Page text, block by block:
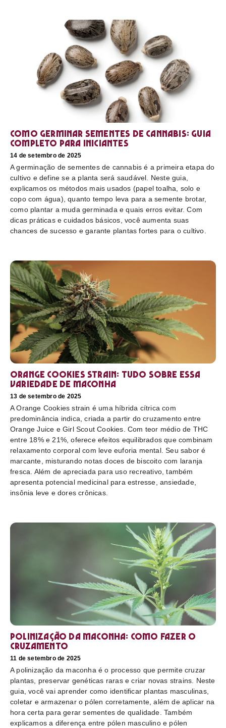
Como germinar sementes de cannabis: guia
completo para iniciantes
14 de setembro de 2025
A germinação de sementes de cannabis é a primeira etapa do
cultivo e define se a planta será saudável. Neste guia,
explicamos os métodos mais usados (papel toalha, solo e
copo com água), quanto tempo leva para a semente brotar,
como plantar a muda germinada e quais erros evitar. Com
dicas práticas e cuidados básicos, você aumenta suas
chances de sucesso e garante plantas fortes para o cultivo.
Orange Cookies strain: tudo sobre essa
variedade de maconha
13 de setembro de 2025
A Orange Cookies strain é uma híbrida cítrica com
predominância indica, criada a partir do cruzamento entre
Orange Juice e Girl Scout Cookies. Com teor médio de THC
entre 18% e 21%, oferece efeitos equilibrados que combinam
relaxamento corporal com leve euforia mental. Seu sabor é
marcante, misturando notas doces de biscoito com laranja
fresca. Além de apreciada para uso recreativo, também
apresenta potencial medicinal para estresse, ansiedade,
insônia leve e dores crônicas.
Polinização da maconha: como fazer o
cruzamento
11 de setembro de 2025
A polinização da maconha é o processo que permite cruzar
plantas, preservar genéticas raras e criar novas strains. Neste
guia, você vai aprender como identificar plantas masculinas,
coletar e armazenar o pólen corretamente, além de aplicar na
hora certa para gerar sementes de qualidade. Também
explicamos a diferença entre pólen masculino e pólen